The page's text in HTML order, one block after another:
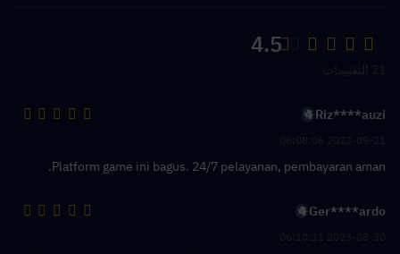
4.5
Riz****auzi
Platform game ini bagus. 24/7 pelayanan, pembayaran aman.
Ger****ardo